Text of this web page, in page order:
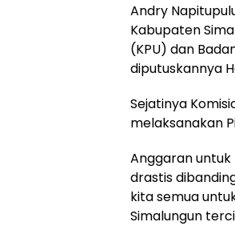
Andry
Kabupaten
(KPU) dan
diputuskannya
Sejatinya
melaksanakan
Anggaran untuk
drastis
kita semua
Simalungun